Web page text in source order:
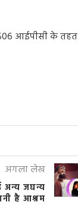
आईपीसी के तहत
अगला लेख
अन्य जघन्य
है आश्रम